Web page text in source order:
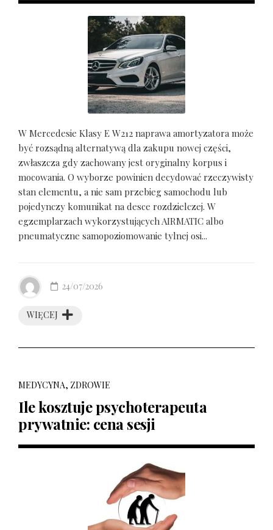
W Mercedesie Klasy E W212 naprawa amortyzatora może
być rozsądną alternatywą dla zakupu nowej części,
zwłaszcza gdy zachowany jest oryginalny korpus i
mocowania. O wyborze powinien decydować rzeczywisty
stan elementu, a nie sam przebieg samochodu lub
pojedynczy komunikat na desce rozdzielczej. W
egzemplarzach wykorzystujących AIRMATIC albo
pneumatyczne samopoziomowanie tylnej osi...
WIĘCEJ
24/07/2026
MEDYCYNA, ZDROWIE
Ile kosztuje psychoterapeuta
prywatnie: cena sesji